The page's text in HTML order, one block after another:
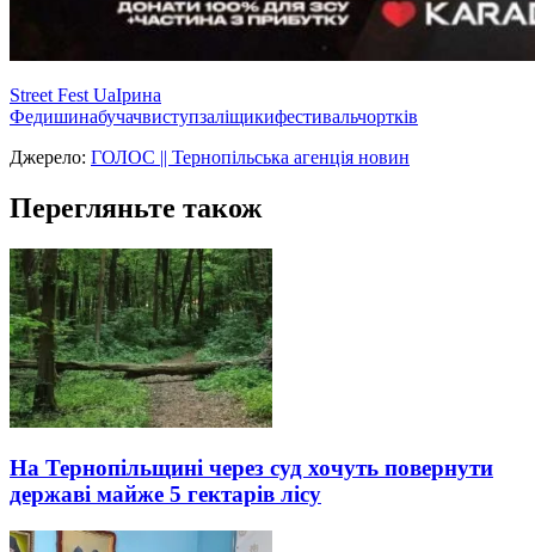
Street Fest UaІрина
Федишинабучачвиступзаліщикифестивальчортків
Джерело: ГОЛОС || Тернопільська агенція новин
Перегляньте також
На Тернопільщині через суд хочуть повернути
державі майже 5 гектарів лісу